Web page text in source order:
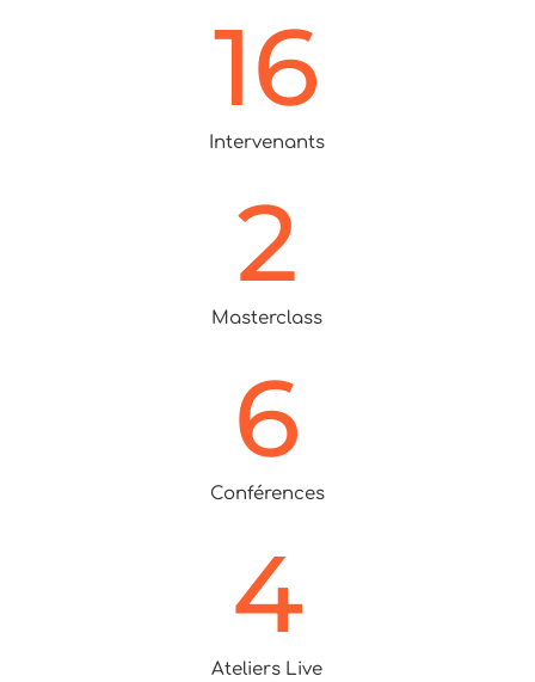
16
Intervenants
2
Masterclass
6
Conférences
4
Ateliers Live